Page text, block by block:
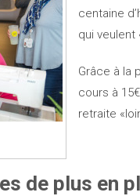
centaine
qui veulent
Grâce à la
cours à
retraite
de plus en